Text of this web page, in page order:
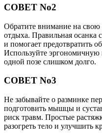
СОВЕТ No2
Обратите внимание на свою
отдыха. Правильная осанка
и помогает предотвратить
Используйте эргономичную
одной позе слишком долго.
СОВЕТ No3
Не забывайте о разминке
подготовить мышцы и
риск травм. Простые
разогреть тело и улучшить